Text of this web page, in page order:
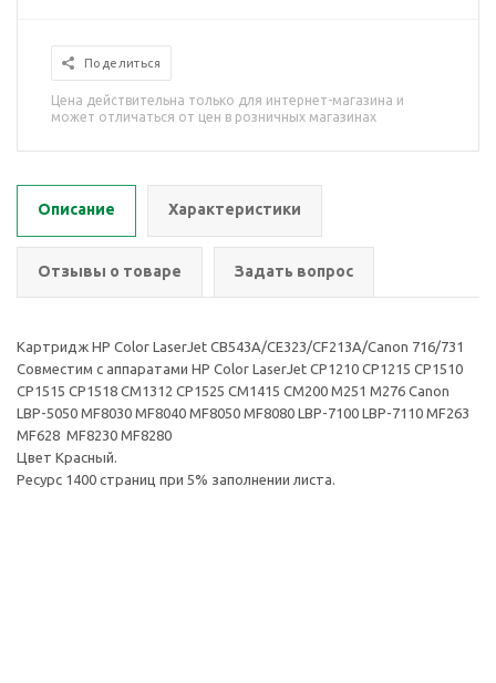
Поделиться
Цена действительна только для интернет-магазина и
может отличаться от цен в розничных магазинах
Описание Характеристики
Отзывы о товаре Задать вопрос
Картридж HP Color LaserJet CB543A/CE323/CF213A/Canon 716/731
Совместим с аппаратами HP Color LaserJet CP1210 CP1215 CP1510
CP1515 CP1518 CM1312 CP1525 CM1415 CM200 M251 M276 Canon
LBP-5050 MF8030 MF8040 MF8050 MF8080 LBP-7100 LBP-7110 MF263
MF628 MF8230 MF8280
Цвет Красный.
Ресурс 1400 страниц при 5% заполнении листа.